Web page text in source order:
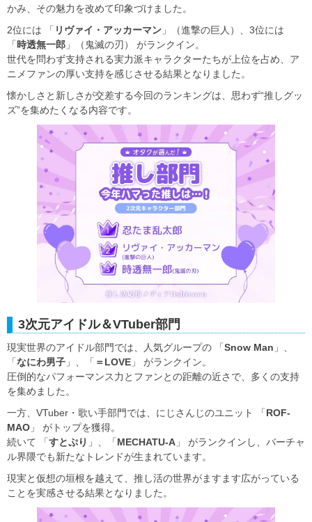
かみ、その魅力を改めて印象づけました。
2位には 「 リヴァイ・アッカーマン 」（進撃の巨人）、3位には
「時透無一郎 」（鬼滅の刃） がランクイン。
世代を問わず支持される実力派キャラクターたちが上位を占め、ア
ニメファンの厚い支持を感じさせる結果となりました。
懐かしさと新しさが交差する今回のランキングは、思わず“推しグッ
ズ”を集めたくなる内容です。
3次元アイドル＆VTuber部門
現実世界のアイドル部門では、人気グループの 「Snow Man 」、
「なにわ男子 」、「 ＝LOVE 」 がランクイン。
圧倒的なパフォーマンス力とファンとの距離の近さで、多くの支持
を集めました。
一方、VTuber・歌い手部門では、にじさんじのユニット 「ROF-
MAO 」 がトップを獲得。
続いて 「すとぷり 」、「MECHATU-A 」 がランクインし、バーチャ
ル界隈でも新たなトレンドが生まれています。
現実と仮想の垣根を越えて、推し活の世界がますます広がっている
ことを実感させる結果となりました。